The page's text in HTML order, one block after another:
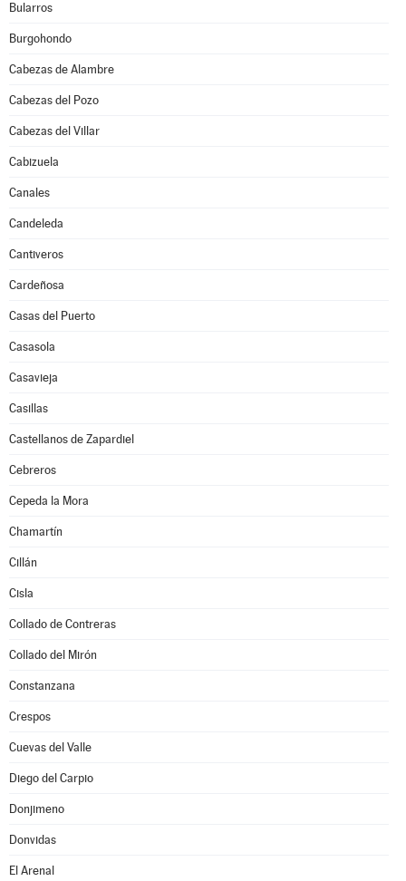
Bularros
Burgohondo
Cabezas de Alambre
Cabezas del Pozo
Cabezas del Villar
Cabizuela
Canales
Candeleda
Cantiveros
Cardeñosa
Casas del Puerto
Casasola
Casavieja
Casillas
Castellanos de Zapardiel
Cebreros
Cepeda la Mora
Chamartín
Cillán
Cisla
Collado de Contreras
Collado del Mirón
Constanzana
Crespos
Cuevas del Valle
Diego del Carpio
Donjimeno
Donvidas
El Arenal